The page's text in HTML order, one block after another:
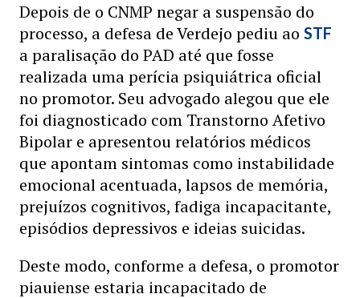
Depois de o CNMP negar a suspensão do
processo, a defesa de Verdejo pediu ao STF
a paralisação do PAD até que fosse
realizada uma perícia psiquiátrica oficial
no promotor. Seu advogado alegou que ele
foi diagnosticado com Transtorno Afetivo
Bipolar e apresentou relatórios médicos
que apontam sintomas como instabilidade
emocional acentuada, lapsos de memória,
prejuízos cognitivos, fadiga incapacitante,
episódios depressivos e ideias suicidas.
Deste modo, conforme a defesa, o promotor
piauiense estaria incapacitado de